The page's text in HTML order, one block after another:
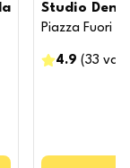
Studio
Piazza Fuori
4.9 (33